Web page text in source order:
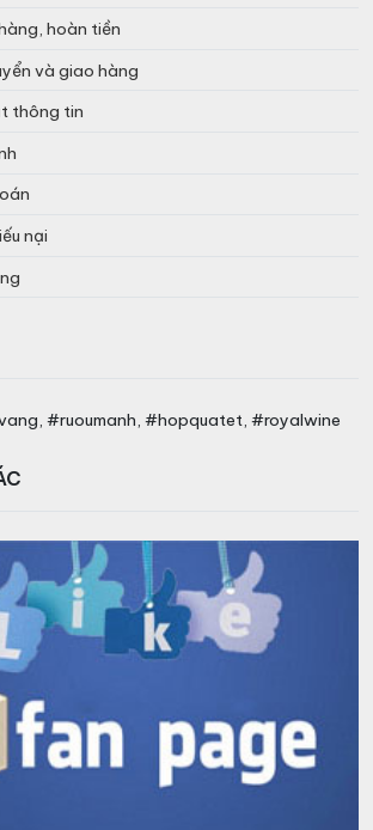
hoàn tiền
và giao hàng
thông tin
nại
#ruoumanh, #hopquatet, #royalwine